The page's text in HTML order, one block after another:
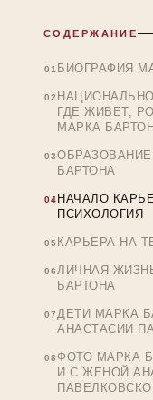
СОДЕРЖАНИЕ
БИОГРАФИЯ
ГДЕ ЖИВЕТ,
МАРКА
БАРТОНА
НАЧАЛО
ПСИХОЛОГИЯ
КАРЬЕРА НА
ЛИЧНАЯ
БАРТОНА
ДЕТИ МАРКА
АНАСТАСИИ
ФОТО МАРКА
И С ЖЕНОЙ